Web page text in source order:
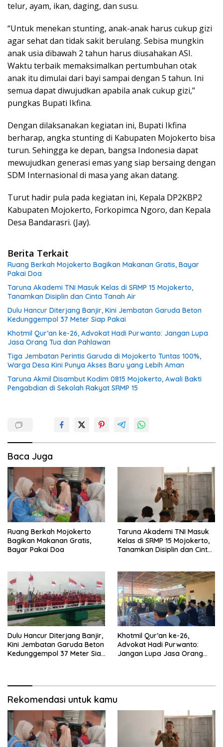
telur, ayam, ikan, daging, dan susu.
“Untuk menekan stunting, anak-anak harus cukup gizi
agar sehat dan tidak sakit berulang. Sebisa mungkin
anak usia dibawah 2 tahun harus diusahakan ASI.
Waktu terbaik memaksimalkan pertumbuhan otak
anak itu dimulai dari bayi sampai dengan 5 tahun. Ini
semua dapat diwujudkan apabila anak cukup gizi,”
pungkas Bupati Ikfina.
Dengan dilaksanakan kegiatan ini, Bupati Ikfina
berharap, angka stunting di Kabupaten Mojokerto bisa
turun. Sehingga ke depan, bangsa Indonesia dapat
mewujudkan generasi emas yang siap bersaing dengan
SDM Internasional di masa yang akan datang.
Turut hadir pula pada kegiatan ini, Kepala DP2KBP2
Kabupaten Mojokerto, Forkopimca Ngoro, dan Kepala
Desa Bandarasri. (Jay).
Berita Terkait
Ruang Berkah Mojokerto Bagikan Makanan Gratis, Bayar
Pakai Doa
Taruna Akademi TNI Masuk Kelas di SRMP 15 Mojokerto,
Tanamkan Disiplin dan Cinta Tanah Air
Dulu Hancur Diterjang Banjir, Kini Jembatan Garuda Beton
Kedunggempol 37 Meter Siap Pakai
Khotmil Qur’an ke-26, Advokat Hadi Purwanto: Jangan Lupa
Jasa Orang Tua dan Pahlawan
Tiga Jembatan Perintis Garuda di Mojokerto Tuntas 100%,
Warga Desa Kini Punya Akses Baru yang Lebih Aman
Taruna Akmil Disambut Kodim 0815 Mojokerto, Awali Bakti
Pengabdian di Sekolah Rakyat SRMP 15
Baca Juga
Ruang Berkah Mojokerto
Bagikan Makanan Gratis,
Bayar Pakai Doa
Taruna Akademi TNI Masuk
Kelas di SRMP 15 Mojokerto,
Tanamkan Disiplin dan Cinta
Dulu Hancur Diterjang Banjir,
Kini Jembatan Garuda Beton
Kedunggempol 37 Meter Siap
Khotmil Qur’an ke-26,
Advokat Hadi Purwanto:
Jangan Lupa Jasa Orang
Rekomendasi untuk kamu